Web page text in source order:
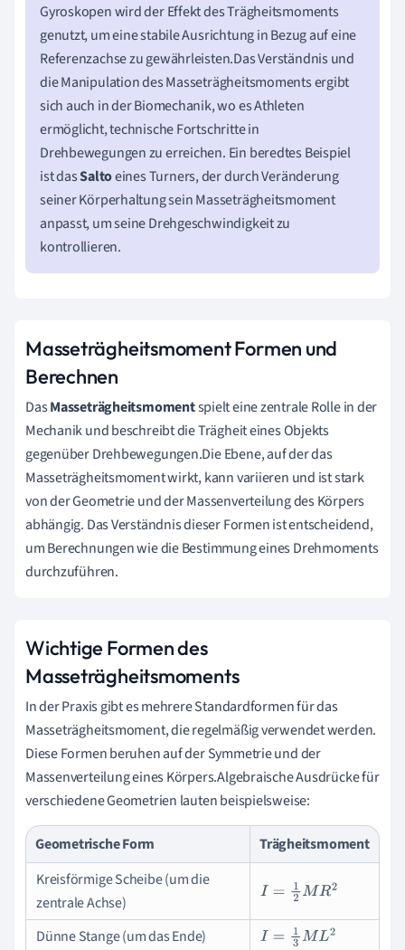
Gyroskopen wird der Effekt des Trägheitsmoments
genutzt, um eine stabile Ausrichtung in Bezug auf eine
Referenzachse zu gewährleisten.Das Verständnis und
die Manipulation des Masseträgheitsmoments ergibt
sich auch in der Biomechanik, wo es Athleten
ermöglicht, technische Fortschritte in
Drehbewegungen zu erreichen. Ein beredtes Beispiel
ist dasSaltoeines Turners, der durch Veränderung
seiner Körperhaltung sein Masseträgheitsmoment
anpasst, um seine Drehgeschwindigkeit zu
kontrollieren.
Masseträgheitsmoment Formen und
Berechnen
DasMasseträgheitsmomentspielt eine zentrale Rolle in der
Mechanik und beschreibt die Trägheit eines Objekts
gegenüber Drehbewegungen.Die Ebene, auf der das
Masseträgheitsmoment wirkt, kann variieren und ist stark
von der Geometrie und der Massenverteilung des Körpers
abhängig. Das Verständnis dieser Formen ist entscheidend,
um Berechnungen wie die Bestimmung eines Drehmoments
durchzuführen.
Wichtige Formen des
Masseträgheitsmoments
In der Praxis gibt es mehrere Standardformen für das
Masseträgheitsmoment, die regelmäßig verwendet werden.
Diese Formen beruhen auf der Symmetrie und der
Massenverteilung eines Körpers.Algebraische Ausdrücke für
verschiedene Geometrien lauten beispielsweise:
Geometrische Form
Trägheitsmoment
Kreisförmige Scheibe (um die
zentrale Achse)
I= 12 MR2
Dünne Stange (um das Ende) I= 13 ML2